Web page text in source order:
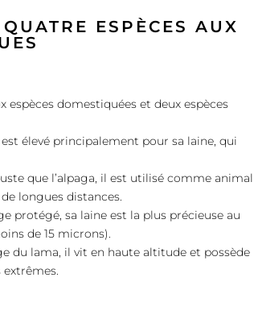
ESPÈCES AUX
espèces domestiquées et deux espèces
élevé principalement pour sa laine, qui
que l’alpaga, il est utilisé comme animal
longues distances.
protégé, sa laine est la plus précieuse au
de 15 microns).
du lama, il vit en haute altitude et possède